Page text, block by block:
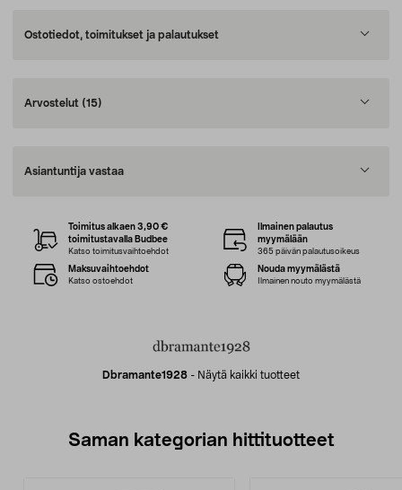
Ostotiedot, toimitukset ja palautukset
Arvostelut (15)
Asiantuntija vastaa
Dbramante1928 - Näytä kaikki tuotteet
Toimitus alkaen 3,90 €
toimitustavalla Budbee
Katso toimitusvaihtoehdot
Ilmainen palautus
myymälään
365 päivän palautusoikeus
Maksuvaihtoehdot
Katso ostoehdot
Nouda myymälästä
Ilmainen nouto myymälästä
Saman kategorian hittituotteet